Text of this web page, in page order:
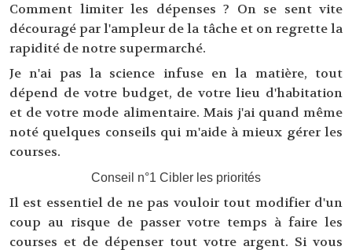
Comment limiter les dépenses ? On se sent vite
découragé par l'ampleur de la tâche et on regrette la
rapidité de notre supermarché.
Je n'ai pas la science infuse en la matière, tout
dépend de votre budget, de votre lieu d'habitation
et de votre mode alimentaire. Mais j'ai quand même
noté quelques conseils qui m'aide à mieux gérer les
courses.
Conseil n°1 Cibler les priorités
Il est essentiel de ne pas vouloir tout modifier d'un
coup au risque de passer votre temps à faire les
courses et de dépenser tout votre argent. Si vous